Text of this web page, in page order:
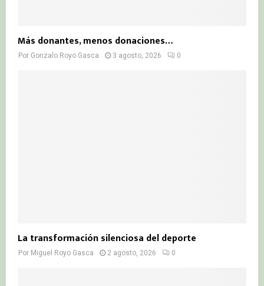
Más donantes, menos donaciones…
Por Gonzalo Royo Gasca 3 agosto, 2026 0
La transformación silenciosa del deporte
Por Miguel Royo Gasca 2 agosto, 2026 0